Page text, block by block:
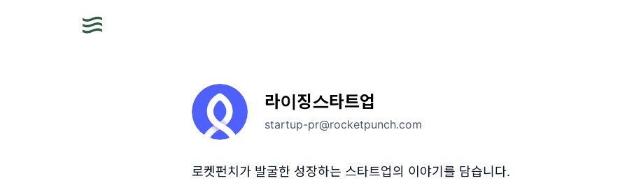
라이징스타트업
startup-pr@rocketpunch.com
로켓펀치가 발굴한 성장하는 스타트업의 이야기를 담습니다.